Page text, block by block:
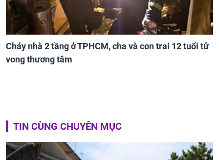
Cháy nhà 2 tầng ở TPHCM, cha và con trai 12 tuổi tử
vong thương tâm
TIN CÙNG CHUYÊN MỤC